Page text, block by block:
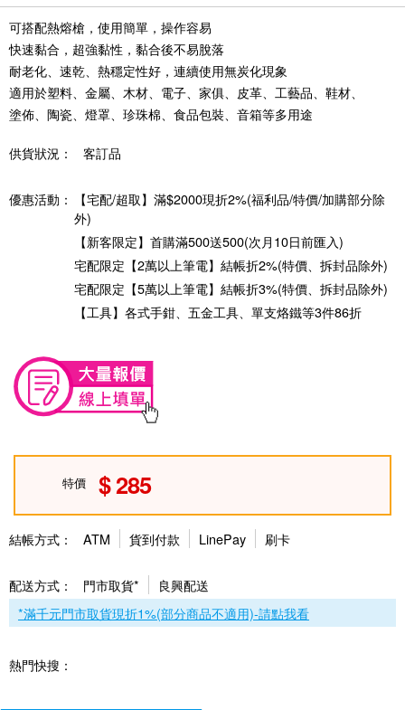
可搭配熱熔槍，使用簡單，操作容易
快速黏合，超強黏性，黏合後不易脫落
耐老化、速乾、熱穩定性好，連續使用無炭化現象
適用於塑料、金屬、木材、電子、家俱、皮革、工藝品、鞋材、
塗佈、陶瓷、燈罩、珍珠棉、食品包裝、音箱等多用途
供貨狀況： 客訂品
優惠活動：
【宅配/超取】滿$2000現折2%(福利品/特價/加購部分除
外)
【新客限定】首購滿500送500(次月10日前匯入)
宅配限定【2萬以上筆電】結帳折2%(特價、拆封品除外)
宅配限定【5萬以上筆電】結帳折3%(特價、拆封品除外)
【工具】各式手鉗、五金工具、單支烙鐵等3件86折
特價 285
結帳方式： ATM 貨到付款 LinePay 刷卡
配送方式： 門市取貨*
良興配送
*滿千元門市取貨現折1%(部分商品不適用)-請點我看
熱門快搜：